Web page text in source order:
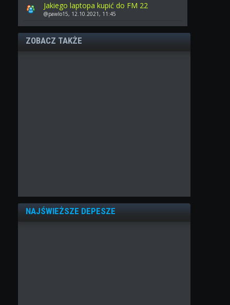
Jakiego laptopa kupić do FM 22
@pawlo15, 12.10.2021, 11:45
ZOBACZ TAKŻE
NAJŚWIEŻSZE DEPESZE